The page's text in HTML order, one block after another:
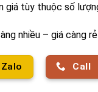
giá tùy thuộc số
nhiều – giá càng rẻ
Zalo Call